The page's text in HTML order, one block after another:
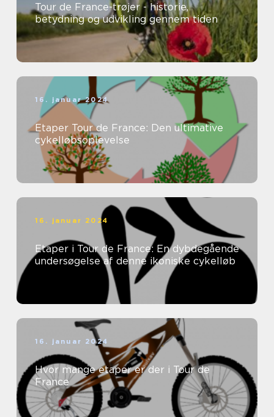
Tour de France-trøjer - historie,
betydning og udvikling gennem tiden
16. januar 2024
Etaper Tour de France: Den ultimative
cykelløbsoplevelse
16. januar 2024
Etaper i Tour de France: En dybdegående
undersøgelse af denne ikoniske cykelløb
16. januar 2024
Hvor mange etaper er der i Tour de
France